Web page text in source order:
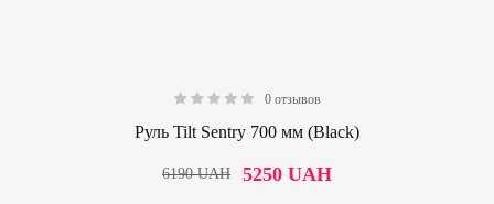
0 отзывов
Руль Tilt Sentry 700 мм (Black)
5250UAH
6190UAH